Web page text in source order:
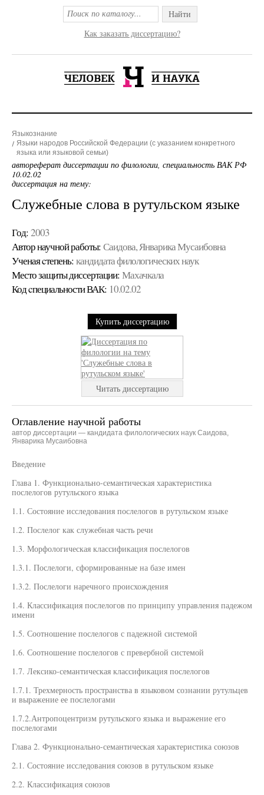
Найти
Как заказать диссертацию?
Языкознание
Языки народов Российской Федерации (с указанием конкретного
языка или языковой семьи)
автореферат диссертации по филологии, специальность ВАК РФ
10.02.02
диссертация на тему:
Служебные слова в рутульском языке
Год: 2003
Автор научной работы: Саидова, Январика Мусаибовна
Ученая cтепень: кандидата филологических наук
Место защиты диссертации: Махачкала
Код cпециальности ВАК: 10.02.02
Купить диссертацию
Читать диссертацию
Оглавление научной работы
автор диссертации — кандидата филологических наук Саидова,
Январика Мусаибовна
Введение
Глава 1. Функционально-семантическая характеристика
послелогов рутульского языка
1.1. Состояние исследования послелогов в рутульском языке
1.2. Послелог как служебная часть речи
1.3. Морфологическая классификация послелогов
1.3.1. Послелоги, сформированные на базе имен
1.3.2. Послелоги наречного происхождения
1.4. Классификация послелогов по принципу управления падежом
имени
1.5. Соотношение послелогов с падежной системой
1.6. Соотношение послелогов с превербной системой
1.7. Лексико-семантическая классификация послелогов
1.7.1. Трехмерность пространства в языковом сознании рутульцев
и выражение ее послелогами
1.7.2.Антропоцентризм рутульского языка и выражение его
послелогами
Глава 2. Функционально-семантическая характеристика союзов
2.1. Состояние исследования союзов в рутульском языке
2.2. Классификация союзов